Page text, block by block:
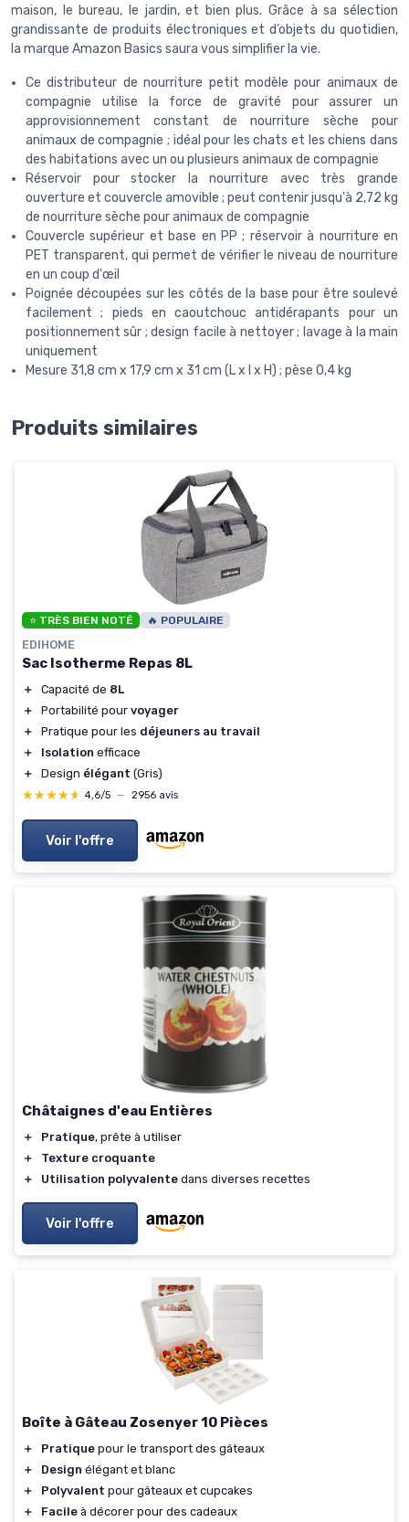
maison, le bureau, le jardin, et bien plus. Grâce à sa sélection
grandissante de produits électroniques et d’objets du quotidien,
la marque Amazon Basics saura vous simplifier la vie.
Ce distributeur de nourriture petit modèle pour animaux de
compagnie utilise la force de gravité pour assurer un
approvisionnement constant de nourriture sèche pour
animaux de compagnie ; idéal pour les chats et les chiens dans
des habitations avec un ou plusieurs animaux de compagnie
Réservoir pour stocker la nourriture avec très grande
ouverture et couvercle amovible ; peut contenir jusqu'à 2,72 kg
de nourriture sèche pour animaux de compagnie
Couvercle supérieur et base en PP ; réservoir à nourriture en
PET transparent, qui permet de vérifier le niveau de nourriture
en un coup d'œil
Poignée découpées sur les côtés de la base pour être soulevé
facilement ; pieds en caoutchouc antidérapants pour un
positionnement sûr ; design facile à nettoyer ; lavage à la main
uniquement
Mesure 31,8 cm x 17,9 cm x 31 cm (L x l x H) ; pèse 0,4 kg
Produits similaires
⭐ TRÈS BIEN NOTÉ 🔥 POPULAIRE
EDIHOME
Sac Isotherme Repas 8L
＋ Capacité de 8L
＋
Portabilité pour voyager
＋
Pratique pour les déjeuners au travail
＋
Isolation efficace
＋
Design élégant (Gris)
★★★★★
★★★★★ 4,6/5 — 2956 avis
Voir l'offre
Châtaignes d'eau Entières
＋ Pratique, prête à utiliser
＋
Texture croquante
＋
Utilisation polyvalente dans diverses recettes
Voir l'offre
Boîte à Gâteau Zosenyer 10 Pièces
＋ Pratique pour le transport des gâteaux
＋
Design élégant et blanc
＋
Polyvalent pour gâteaux et cupcakes
＋
Facile à décorer pour des cadeaux